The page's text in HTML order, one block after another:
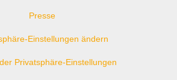
Presse
Einstellungen ändern
Privatsphäre-Einstellungen